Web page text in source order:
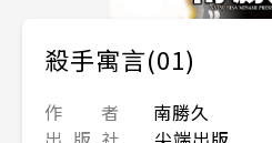
殺手寓言(01)
作 者
南勝久